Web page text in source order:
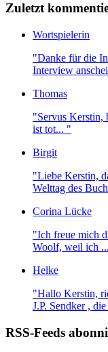
Zuletzt
Wortspielerin
"Danke für die
Interview
Thomas
"Servus
ist tot... "
Birgit
"Liebe Kerstin,
Welttag des
Corina Lücke
"Ich freue mich
Woolf, weil ich
Helke
"Hallo Kerstin,
J.P. Sendker ,
RSS-Feeds